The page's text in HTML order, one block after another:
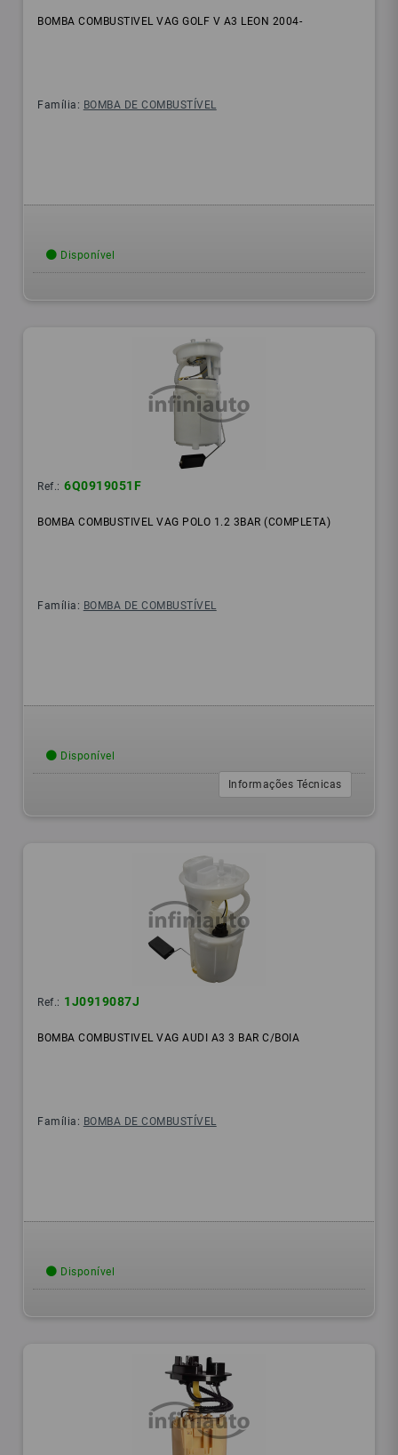
BOMBA COMBUSTIVEL VAG GOLF V A3 LEON 2004-
Família: BOMBA DE COMBUSTÍVEL
Disponível
Ref.: 6Q0919051F
BOMBA COMBUSTIVEL VAG POLO 1.2 3BAR (COMPLETA)
Família: BOMBA DE COMBUSTÍVEL
Disponível
Informações Técnicas
Ref.: 1J0919087J
BOMBA COMBUSTIVEL VAG AUDI A3 3 BAR C/BOIA
Família: BOMBA DE COMBUSTÍVEL
Disponível